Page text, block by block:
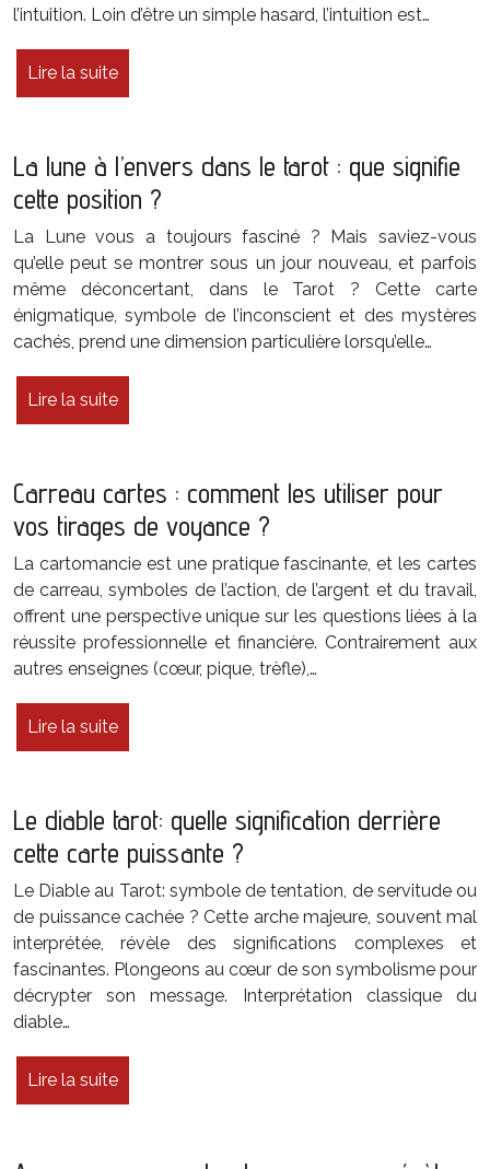
l’intuition. Loin d’être un simple hasard, l’intuition est…
Lire la suite
La lune à l’envers dans le tarot : que signifie
cette position ?
La Lune vous a toujours fasciné ? Mais saviez-vous
qu’elle peut se montrer sous un jour nouveau, et parfois
même déconcertant, dans le Tarot ? Cette carte
énigmatique, symbole de l’inconscient et des mystères
cachés, prend une dimension particulière lorsqu’elle…
Lire la suite
Carreau cartes : comment les utiliser pour
vos tirages de voyance ?
La cartomancie est une pratique fascinante, et les cartes
de carreau, symboles de l’action, de l’argent et du travail,
offrent une perspective unique sur les questions liées à la
réussite professionnelle et financière. Contrairement aux
autres enseignes (cœur, pique, trèfle),…
Lire la suite
Le diable tarot: quelle signification derrière
cette carte puissante ?
Le Diable au Tarot: symbole de tentation, de servitude ou
de puissance cachée ? Cette arche majeure, souvent mal
interprétée, révèle des significations complexes et
fascinantes. Plongeons au cœur de son symbolisme pour
décrypter son message. Interprétation classique du
diable…
Lire la suite